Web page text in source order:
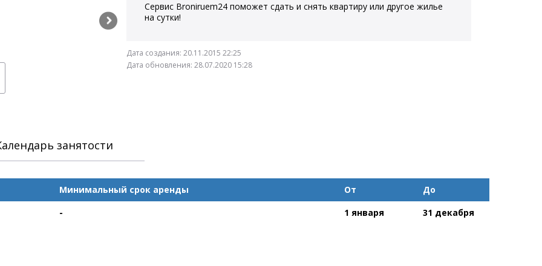
Сервис Broniruem24 поможет сдать и снять квартиру или другое жилье
на сутки!
Дата создания: 20.11.2015 22:25
Дата обновления: 28.07.2020 15:28
занятости
Минимальный срок аренды От
До
-
1 января 31 декабря